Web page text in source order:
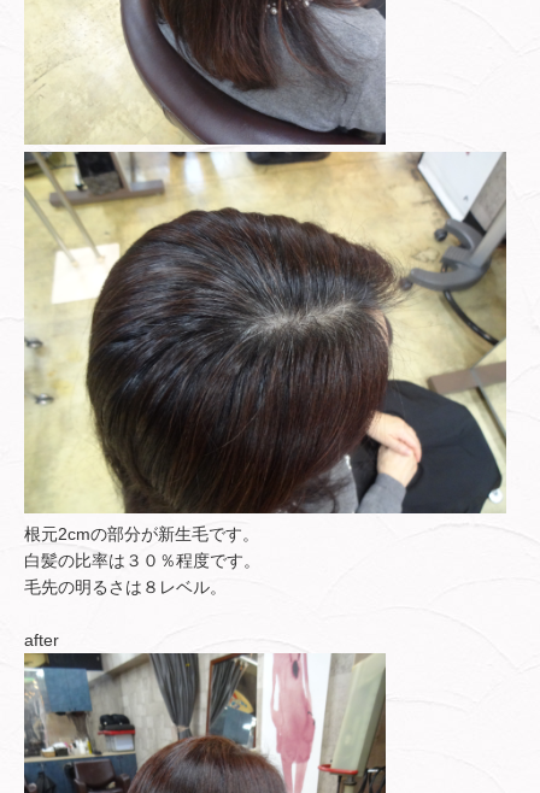
根元2cmの部分が新生毛です。
白髪の比率は３０％程度です。
毛先の明るさは８レベル。
after